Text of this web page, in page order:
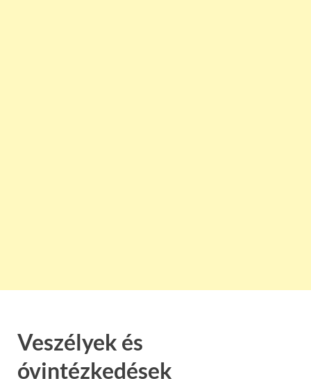
Veszélyek és
óvintézkedések